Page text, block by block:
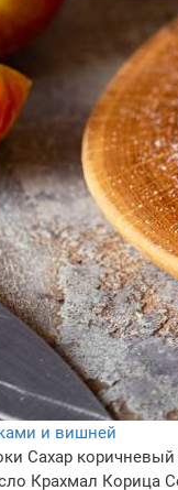
и вишней
Сахар коричневый
Крахмал Корица